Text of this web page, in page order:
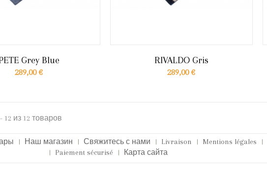
Grey Blue
289,00 €
RIVALDO Gris
289,00 €
12 из 12 товаров
Наш магазин Свяжитесь с нами Livraison Mentions légales
Paiement sécurisé
Карта сайта